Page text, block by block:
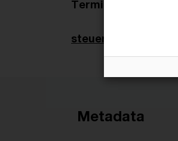
Terminplaner
Metadata